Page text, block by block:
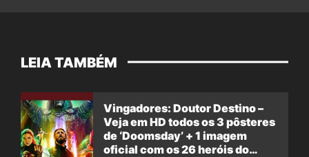
LEIA TAMBÉM
Vingadores: Doutor Destino –
Veja em HD todos os 3 pôsteres
de ‘Doomsday’ + 1 imagem
oficial com os 26 heróis do